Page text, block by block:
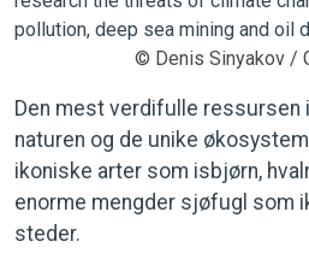
© Denis Sinyakov /
Den mest verdifulle ressursen
naturen og de unike
ikoniske arter som isbjørn,
enorme mengder sjøfugl som
steder.